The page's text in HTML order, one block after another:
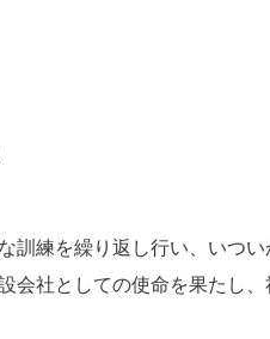
練を繰り返し行い、いつ
会社としての使命を果たし